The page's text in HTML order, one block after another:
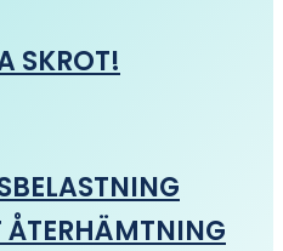
SKROT!
ÅTERHÄMTNING